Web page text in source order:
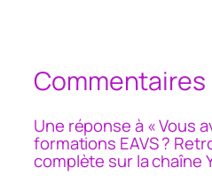
Commentaires
Une réponse à « Vous
formations EAVS ?
complète sur la chaîne